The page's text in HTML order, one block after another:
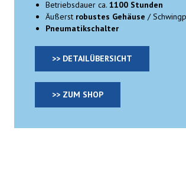
Betriebsdauer ca.1100 Stunden
Äußerst robustes Gehäuse /
Pneumatikschalter
>> DETAILÜBERSICHT
>> ZUM SHOP